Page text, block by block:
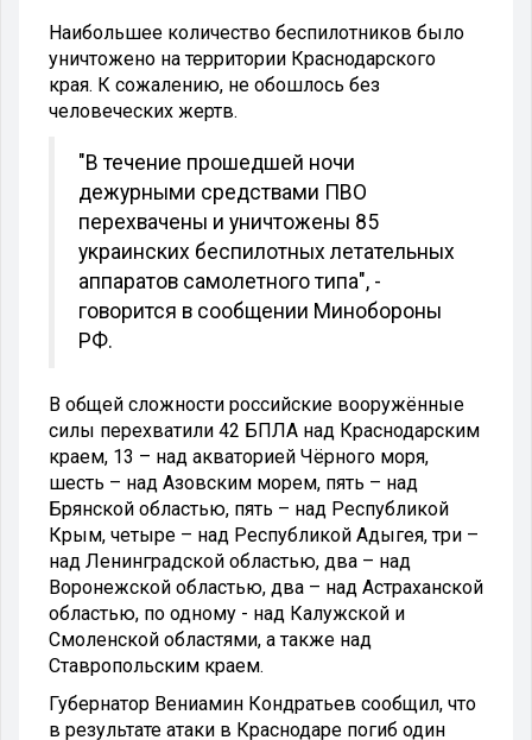
Наибольшее количество беспилотников было
уничтожено на территории Краснодарского
края. К сожалению, не обошлось без
человеческих жертв.
"В течение прошедшей ночи
дежурными средствами ПВО
перехвачены и уничтожены 85
украинских беспилотных летательных
аппаратов самолетного типа", -
говорится в сообщении Минобороны
РФ.
В общей сложности российские вооружённые
силы перехватили 42 БПЛА над Краснодарским
краем, 13 – над акваторией Чёрного моря,
шесть – над Азовским морем, пять – над
Брянской областью, пять – над Республикой
Крым, четыре – над Республикой Адыгея, три –
над Ленинградской областью, два – над
Воронежской областью, два – над Астраханской
областью, по одному - над Калужской и
Смоленской областями, а также над
Ставропольским краем.
Губернатор Вениамин Кондратьев сообщил, что
в результате атаки в Краснодаре погиб один